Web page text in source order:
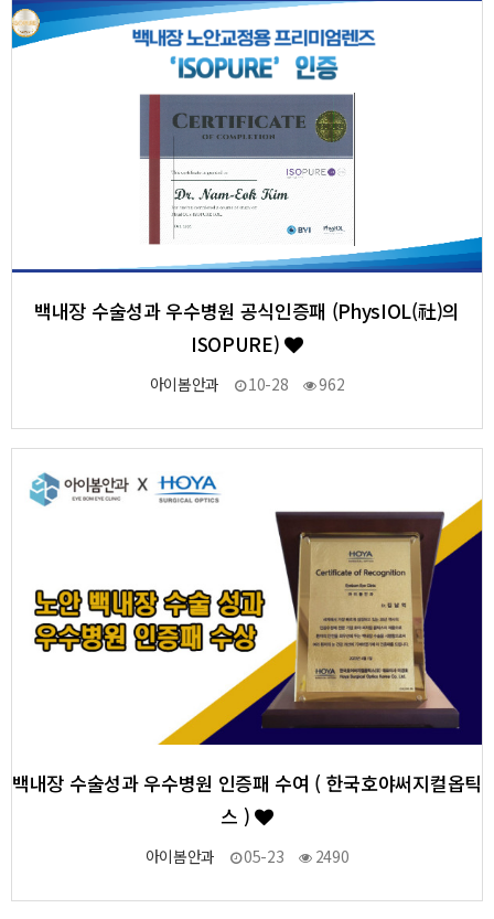
백내장 수술성과 우수병원 공식인증패 (PhysIOL(社)의
ISOPURE)
아이봄안과 10-28 962
8
백내장 수술성과 우수병원 인증패 수여 ( 한국호야써지컬옵틱
스 )
작성자
아이봄안과
작성일
05-23
조회
2490